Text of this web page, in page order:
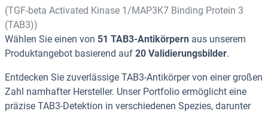
(TGF-beta Activated Kinase 1/MAP3K7 Binding Protein 3
(TAB3))
Wählen Sie einen von 51 TAB3-Antikörpern aus unserem
Produktangebot basierend auf 20 Validierungsbilder.
Entdecken Sie zuverlässige TAB3-Antikörper von einer großen
Zahl namhafter Hersteller. Unser Portfolio ermöglicht eine
präzise TAB3-Detektion in verschiedenen Spezies, darunter